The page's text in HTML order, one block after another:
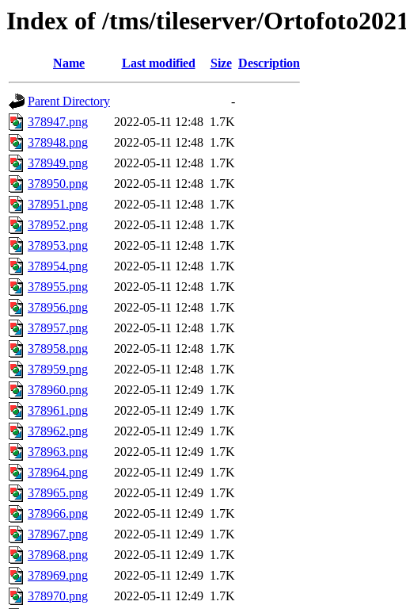
Index of /tms/tileserver/
Name Last modified Size Description
Parent Directory
-
378947.png
2022-05-11 12:48 1.7K
378948.png
2022-05-11 12:48 1.7K
378949.png
2022-05-11 12:48 1.7K
378950.png
2022-05-11 12:48 1.7K
378951.png
2022-05-11 12:48 1.7K
378952.png
2022-05-11 12:48 1.7K
378953.png
2022-05-11 12:48 1.7K
378954.png
2022-05-11 12:48 1.7K
378955.png
2022-05-11 12:48 1.7K
378956.png
2022-05-11 12:48 1.7K
378957.png
2022-05-11 12:48 1.7K
378958.png
2022-05-11 12:48 1.7K
378959.png
2022-05-11 12:48 1.7K
378960.png
2022-05-11 12:49 1.7K
378961.png
2022-05-11 12:49 1.7K
378962.png
2022-05-11 12:49 1.7K
378963.png
2022-05-11 12:49 1.7K
378964.png
2022-05-11 12:49 1.7K
378965.png
2022-05-11 12:49 1.7K
378966.png
2022-05-11 12:49 1.7K
378967.png
2022-05-11 12:49 1.7K
378968.png
2022-05-11 12:49 1.7K
378969.png
2022-05-11 12:49 1.7K
378970.png
2022-05-11 12:49 1.7K